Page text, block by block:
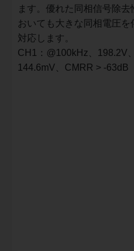
ます。優れた同相信号除
おいても大きな同相電圧
対応します。
CH1：@100kHz、198.2V
144.6mV、CMRR > -63dB